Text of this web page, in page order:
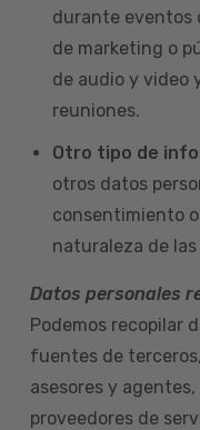
durante eventos
de marketing o
de audio y video
reuniones.
Otro tipo de
otros datos
consentimiento
naturaleza de
Datos personales
Podemos recopilar
fuentes de
asesores y
proveedores de